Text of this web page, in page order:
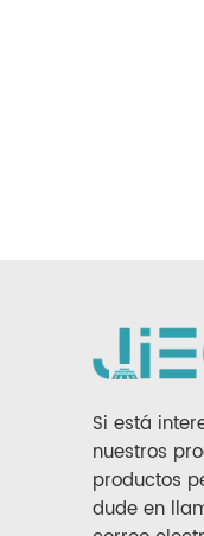
Si está
nuestros
productos
dude en